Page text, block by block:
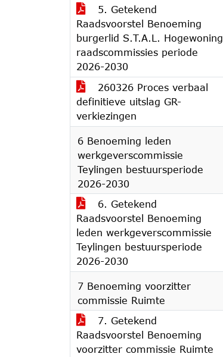
5. Getekend
Raadsvoorstel Benoeming
burgerlid S.T.A.L. Hogewoning
raadscommissies periode
2026-2030
260326 Proces verbaal
definitieve uitslag GR-
verkiezingen
6 Benoeming leden
werkgeverscommissie
Teylingen bestuursperiode
2026-2030
6. Getekend
Raadsvoorstel Benoeming
leden werkgeverscommissie
Teylingen bestuursperiode
2026-2030
7 Benoeming voorzitter
commissie Ruimte
7. Getekend
Raadsvoorstel Benoeming
voorzitter commissie Ruimte